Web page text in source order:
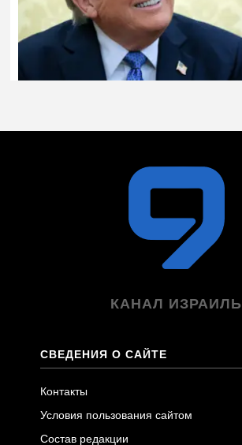
КАНАЛ ИЗРАИЛЬ
СВЕДЕНИЯ О САЙТЕ
Контакты
Условия пользования сайтом
Состав редакции